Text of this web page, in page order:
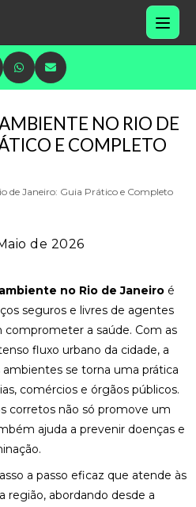
NO RIO DE JANEIRO: GUIA
NO RIO DE
E COMPLETO
de 2026
no Rio de Janeiro é
seguros e livres de agentes
a saúde. Com as
fluxo urbano da cidade, a
se torna uma prática
comércios e órgãos públicos.
corretos não só promove um
ajuda a prevenir doenças e
a passo eficaz que atende às
região, abordando desde a